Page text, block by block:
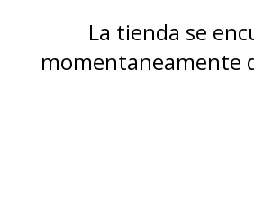
La tienda se
momentaneamente